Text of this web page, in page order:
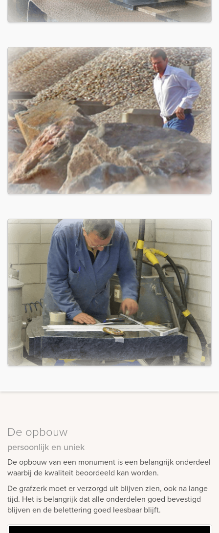
De opbouw
persoonlijk en uniek
De opbouw van een monument is een belangrijk onderdeel
waarbij de kwaliteit beoordeeld kan worden.
De grafzerk moet er verzorgd uit blijven zien, ook na lange
tijd. Het is belangrijk dat alle onderdelen goed bevestigd
blijven en de belettering goed leesbaar blijft.